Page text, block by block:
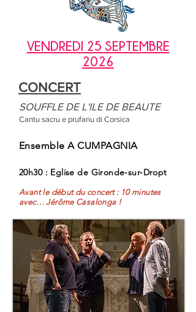
VENDREDI 25 SEPTEMBRE
2026
CONCERT
SOUFFLE DE L'ILE DE BEAUTE
Cantu sacru e prufanu di Corsica
Ensemble A CUMPAGNIA
20h30 : Eglise de Gironde-sur-Dropt
Avant le début du concert : 10 minutes
avec… Jérôme Casalonga !